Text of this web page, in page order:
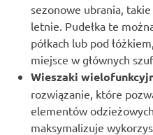
sezonowe ubrania,
letnie. Pudełka te
półkach lub pod
miejsce w głównych
Wieszaki
rozwiązanie, które
elementów
maksymalizuje